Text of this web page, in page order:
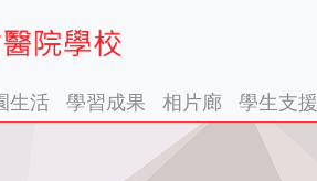
生活 學習成果 相片廊 學生支援